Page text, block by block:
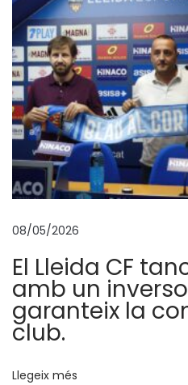
5
Y
e
r
a
I
z
u
i
e
r
d
,
08/05/2026
El Lleida CF
amb un
garanteix la
club.
Llegeix més